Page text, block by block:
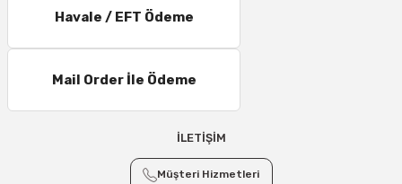
21 – 25 Desi/Kg= 357,90 TL-- 397,40 TL
Kargo ve teslimat süreçleriyle ilgili tüm sorularınız için bizimle iletişime
Havale / EFT Ödeme
Mail Order İle Ödeme
İLETİŞİM
Müşteri Hizmetleri